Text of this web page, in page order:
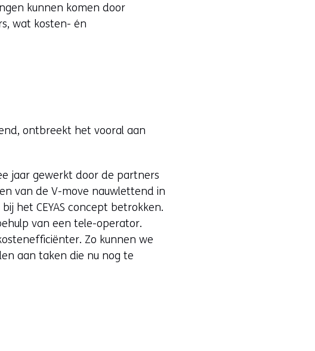
kunnen komen door
wat kosten- én
ontbreekt het vooral aan
jaar gewerkt door de partners
van de V-move nauwlettend in
het CEYAS concept betrokken.
van een tele-operator.
Zo kunnen we
aan taken die nu nog te